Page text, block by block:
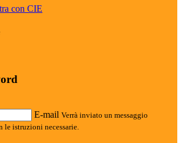
con CIE
E-mail Verrà inviato un messaggio
istruzioni necessarie.